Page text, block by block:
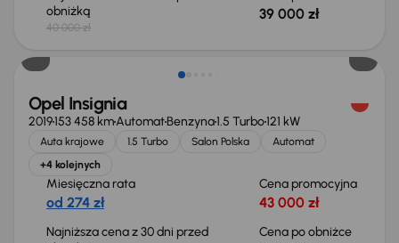
obniżką
40 000 zł
39 000 zł
Taniej o 1 000 zł
Opel Insignia
2019153 458 kmAutomatBenzyna1.5 Turbo121 kW
Auta krajowe 1.5 Turbo Salon Polska
Automat
+4 kolejnych
Miesięczna rata
od 274 zł
Cena promocyjna
43 000 zł
Najniższa cena z 30 dni przed
Cena po obniżce